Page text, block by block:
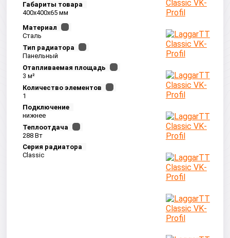
Габариты товара
400x400x65 мм
Материал
Сталь
Тип радиатора
Панельный
Отапливаемая площадь
3 м²
Количество элементов
1
Подключение
нижнее
Теплоотдача
288 Вт
Серия радиатора
Classic